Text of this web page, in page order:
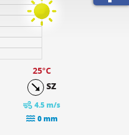
25°C
SZ
4.5 m/s
0 mm